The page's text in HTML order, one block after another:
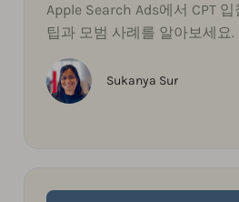
Apple Search Ads에서 CPT
팁과 모범 사례를 알아보세요.
Sukanya Sur